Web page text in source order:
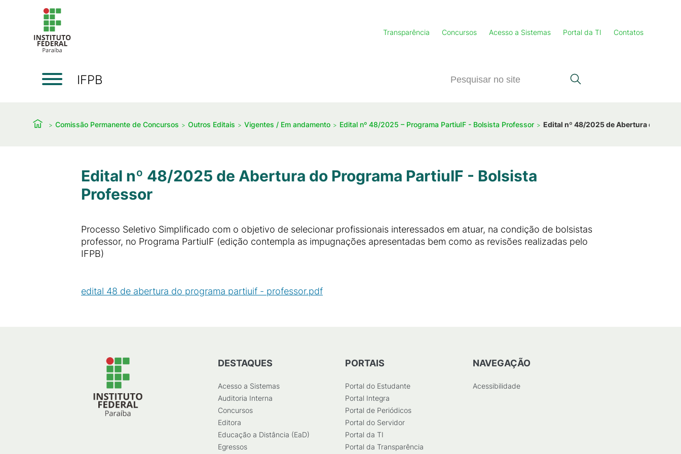
Transparência Concursos Acesso a Sistemas Portal da TI Contatos
IFPB
Comissão Permanente de Concursos Outros Editais Vigentes / Em andamento Edital nº 48/2025 – Programa PartiuIF - Bolsista Professor Edital nº 48/2025 de Abertura do
Edital nº 48/2025 de Abertura do Programa PartiuIF - Bolsista
Professor
Processo Seletivo Simplificado com o objetivo de selecionar profissionais interessados em atuar, na condição de bolsistas
professor, no Programa PartiuIF (edição contempla as impugnações apresentadas bem como as revisões realizadas pelo
IFPB)
edital 48 de abertura do programa partiuif - professor.pdf
DESTAQUES
Acesso a Sistemas
Auditoria Interna
Concursos
Editora
Educação a Distância (EaD)
Egressos
PORTAIS
Portal do Estudante
Portal Integra
Portal de Periódicos
Portal do Servidor
Portal da TI
Portal da Transparência
NAVEGAÇÃO
Acessibilidade